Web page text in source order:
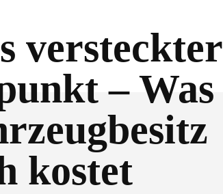
versteckter
– Was
kostet